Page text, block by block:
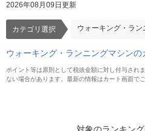
2026年08月09日更新
カテゴリ選択 ウォーキング・ラン
ウォーキング・ランニングマシンの
ポイント等は原則として税抜金額に対し付与され
ない場合があります。最新の情報はカート画面でご